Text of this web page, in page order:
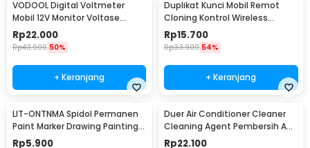
VODOOL Digital Voltmeter
Mobil 12V Monitor Voltase
Baterai LED Display - QY836
Rp22.000
Rp43.900 50%
+ Keranjang
Duplikat Kunci Mobil Remot
Cloning Kontrol Wireless
433.92MHz 1 PCS - WE32
Rp15.700
Rp33.900 54%
+ Keranjang
LIT-ONTNMA Spidol Permanen
Paint Marker Drawing Painting
Oil Base - MP-01
Rp5.900
Duer Air Conditioner Cleaner
Cleaning Agent Pembersih AC
Rumah 500ml - QUY1640
Rp22.100